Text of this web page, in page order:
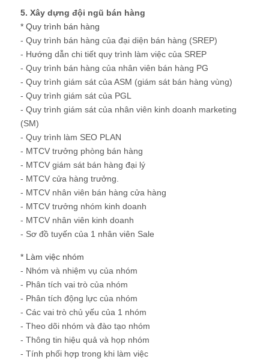
5. Xây dựng đội ngũ bán hàng
* Quy trình bán hàng
- Quy trình bán hàng của đại diện bán hàng (SREP)
- Hướng dẫn chi tiết quy trình làm việc của SREP
- Quy trình bán hàng của nhân viên bán hàng PG
- Quy trình giám sát của ASM (giám sát bán hàng vùng)
- Quy trình giám sát của PGL
- Quy trình giám sát của nhân viên kinh doanh marketing
(SM)
- Quy trình làm SEO PLAN
- MTCV trưởng phòng bán hàng
- MTCV giám sát bán hàng đại lý
- MTCV cửa hàng trưởng.
- MTCV nhân viên bán hàng cửa hàng
- MTCV trưởng nhóm kinh doanh
- MTCV nhân viên kinh doanh
- Sơ đồ tuyến của 1 nhân viên Sale
* Làm việc nhóm
- Nhóm và nhiệm vụ của nhóm
- Phân tích vai trò của nhóm
- Phân tích động lực của nhóm
- Các vai trò chủ yếu của 1 nhóm
- Theo dõi nhóm và đào tạo nhóm
- Thông tin hiệu quả và họp nhóm
- Tính phối hợp trong khi làm việc